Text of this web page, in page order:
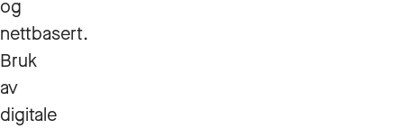
og
nettbasert.
Bruk
av
digitale